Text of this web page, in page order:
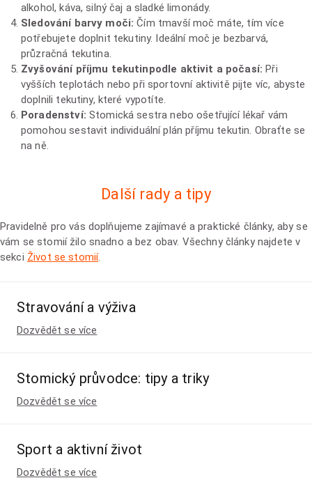
alkohol, káva, silný čaj a sladké limonády.
Sledování barvy moči: Čím tmavší moč máte, tím více
potřebujete doplnit tekutiny. Ideální moč je bezbarvá,
průzračná tekutina.
Zvyšování příjmu tekutinpodle aktivit a počasí:Při
vyšších teplotách nebo při sportovní aktivitě pijte víc, abyste
doplnili tekutiny, které vypotíte.
Poradenství: Stomická sestra nebo ošetřující lékař vám
pomohou sestavit individuální plán příjmu tekutin. Obraťte se
na ně.
Další rady a tipy
Pravidelně pro vás doplňujeme zajímavé a praktické články, aby se
vám se stomií žilo snadno a bez obav. Všechny články najdete v
sekci Život se stomií.
Stravování a výživa
Dozvědět se více
Stomický průvodce: tipy a triky
Dozvědět se více
Sport a aktivní život
Dozvědět se více